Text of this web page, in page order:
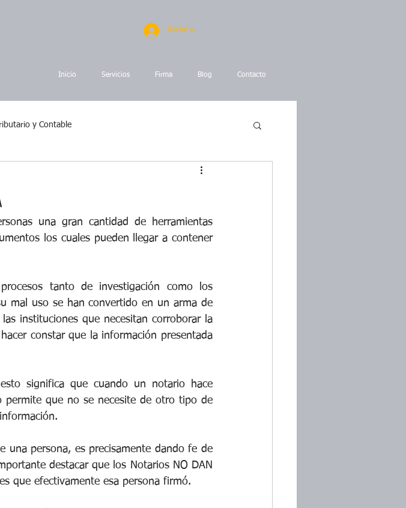
Iniciar sesión
Inicio Servicios Firma Blog Contacto
y Contable
una gran cantidad de herramientas
los cuales pueden llegar a contener
tanto de investigación como los
mal uso se han convertido en un arma de
instituciones que necesitan corroborar la
constar que la información presentada
significa que cuando un notario hace
que no se necesite de otro tipo de
una persona, es precisamente dando fe de
destacar que los Notarios NO DAN
que efectivamente esa persona firmó.